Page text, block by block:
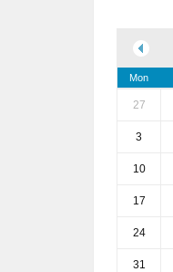
Mon
27
3
10
17
24
31